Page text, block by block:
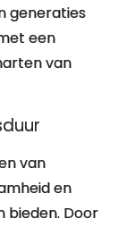
generaties
een
van
van
en
bieden. Door